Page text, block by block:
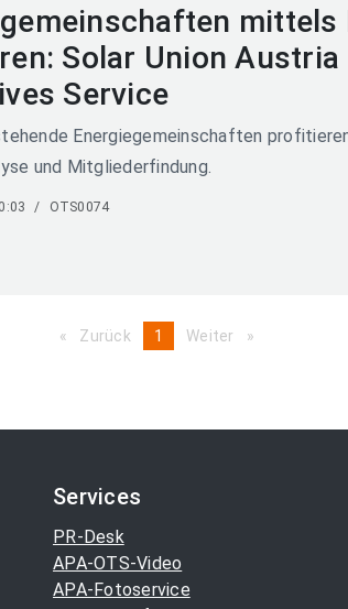
mittels
Solar Union
Service
Energiegemeinschaften
und Mitgliederfindung.
/ OTS0074
Zurück pageYou're
1 Weiter page
Services
PR-Desk
APA-OTS-Video
APA-Fotoservice